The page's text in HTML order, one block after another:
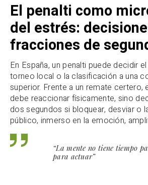
El penalti como
del estrés:
fracciones de
En España, un penalti puede decidir
torneo local o la clasificación a una
superior. Frente a un remate
debe reaccionar físicamente, sino
dos segundos si bloquear, desviar o
público, inmerso en la emoción,
“La mente no tiene tiempo
para actuar”